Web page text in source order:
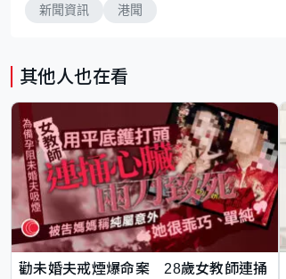
新聞資訊 港聞
其他人也在看
勸未婚夫戒煙爆命案 28歲女教師連捅